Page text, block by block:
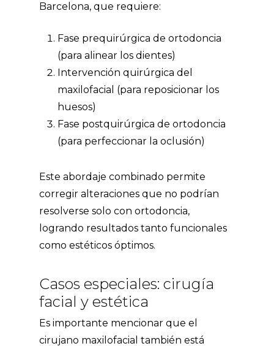
Barcelona, que requiere:
Fase prequirúrgica de ortodoncia
(para alinear los dientes)
Intervención quirúrgica del
maxilofacial (para reposicionar los
huesos)
Fase postquirúrgica de ortodoncia
(para perfeccionar la oclusión)
Este abordaje combinado permite
corregir alteraciones que no podrían
resolverse solo con ortodoncia,
logrando resultados tanto funcionales
como estéticos óptimos.
Casos especiales: cirugía
facial y estética
Es importante mencionar que el
cirujano maxilofacial también está